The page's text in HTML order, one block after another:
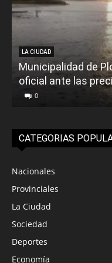
LA CIUDAD
Municipalidad de
oficial ante las
0
CATEGORIAS
Nacionales
Provinciales
La Ciudad
Sociedad
Deportes
Economía